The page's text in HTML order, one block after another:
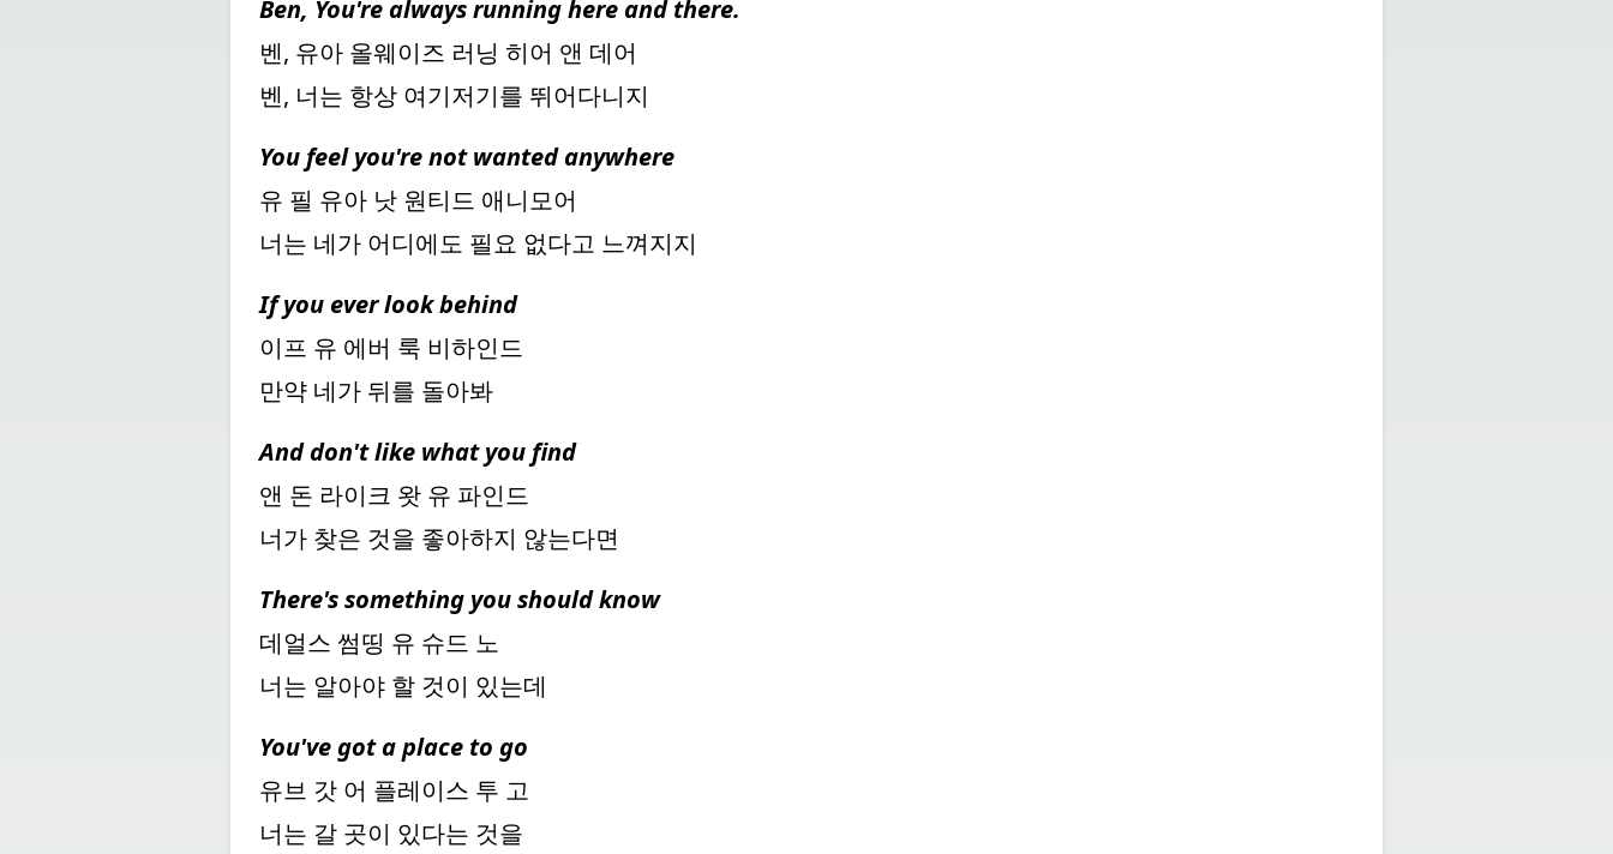
Ben, You're always running here and there.
벤, 유아 올웨이즈 러닝 히어 앤 데어
벤, 너는 항상 여기저기를 뛰어다니지
You feel you're not wanted anywhere
유 필 유아 낫 원티드 애니모어
너는 네가 어디에도 필요 없다고 느껴지지
If you ever look behind
이프 유 에버 룩 비하인드
만약 네가 뒤를 돌아봐
And don't like what you find
앤 돈 라이크 왓 유 파인드
너가 찾은 것을 좋아하지 않는다면
There's something you should know
데얼스 썸띵 유 슈드 노
너는 알아야 할 것이 있는데
You've got a place to go
유브 갓 어 플레이스 투 고
너는 갈 곳이 있다는 것을